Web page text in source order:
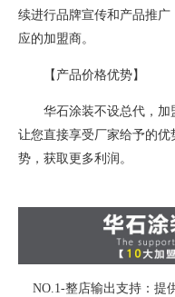
续进行品牌宣传和产品推
应的加盟商。
【产品价格优势】
华石涂装不设总代，加
让您直接享受厂家给予的
势，获取更多利润。
NO.1-整店输出支持：提